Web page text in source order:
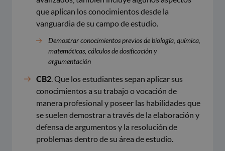
que aplican los conocimientos desde la
vanguardia de su campo de estudio.
Demostrar conocimientos previos de biología, química,
matemáticas, cálculos de dosificación y
argumentación
CB2 . Que los estudiantes sepan aplicar sus
conocimientos a su trabajo o vocación de
manera profesional y poseer las habilidades que
se suelen demostrar a través de la elaboración y
defensa de argumentos y la resolución de
problemas dentro de su área de estudio.